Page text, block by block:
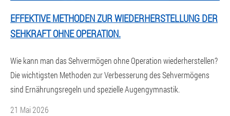
EFFEKTIVE METHODEN ZUR WIEDERHERSTELLUNG DER
SEHKRAFT OHNE OPERATION.
Wie kann man das Sehvermögen ohne Operation wiederherstellen?
Die wichtigsten Methoden zur Verbesserung des Sehvermögens
sind Ernährungsregeln und spezielle Augengymnastik.
21 Mai 2026